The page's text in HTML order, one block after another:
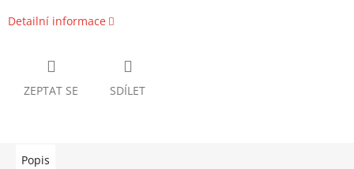
Detailní informace
ZEPTAT SE SDÍLET
Popis